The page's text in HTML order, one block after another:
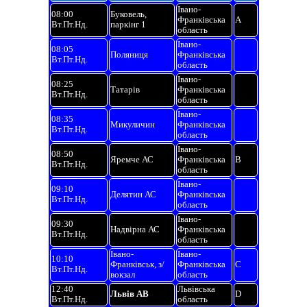
08:00
Вт.Пт.Нд.
Буковель,
паркінг 1
Івано-
Франківська
область
A
08:05
Вт.Пт.Нд.
Поляниця
Івано-
Франківська
область
08:25
Вт.Пт.Нд.
Татарів
Івано-
Франківська
область
08:35
Вт.Пт.Нд.
Микуличин
Івано-
Франківська
область
08:50
Вт.Пт.Нд.
Яремче АС
Івано-
Франківська
область
B
09:10
Вт.Пт.Нд.
Делятин АС
Івано-
Франківська
область
09:30
Вт.Пт.Нд.
Надвірна АС
Івано-
Франківська
область
10:10
Вт.Пт.Нд.
Івано-
Франківськ, з/
вокзал
Івано-
Франківська
область
C
12:40
Вт.Пт.Нд.
Львів АВ
Львівська
область
D